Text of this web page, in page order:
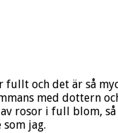
fullt och det är så
med dottern
rosor i full blom,
jag.